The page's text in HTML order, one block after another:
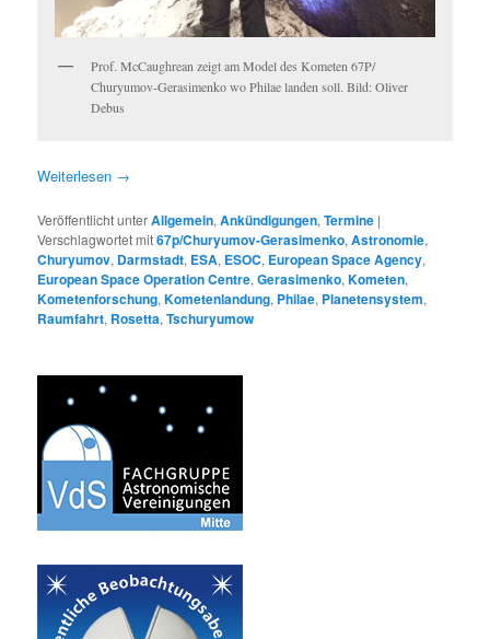
Prof. McCaughrean zeigt am Model des Kometen 67P/
Churyumov-Gerasimenko wo Philae landen soll. Bild: Oliver
Debus
Weiterlesen →
Veröffentlicht unterAllgemein,Ankündigungen,Termine |
Verschlagwortet mit67p/Churyumov-Gerasimenko,Astronomie,
Churyumov, Darmstadt, ESA, ESOC, European Space Agency,
European Space Operation Centre,Gerasimenko,Kometen,
Kometenforschung,Kometenlandung, Philae, Planetensystem,
Raumfahrt, Rosetta,Tschuryumow